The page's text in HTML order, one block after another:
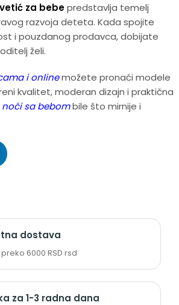
za bebepredstavlja temelj
razvoja deteta. Kada spojite
i pouzdanog prodavca, dobijate
želi.
i onlinemožete pronaći modele
kvalitet, moderan dizajn i praktična
noći sa bebombile što mirnije i
dostava
6000 RSD rsd
za 1-3 radna dana